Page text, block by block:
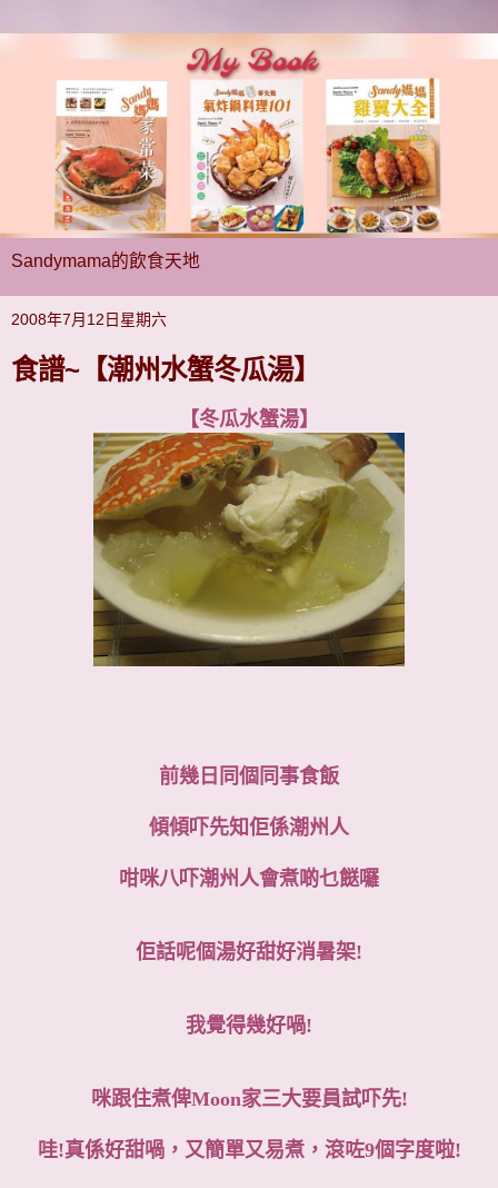
Sandymama的飲食天地
2008年7月12日星期六
食譜~【潮州水蟹冬瓜湯】
【冬瓜水蟹湯】
前幾日同個同事食飯
傾傾吓先知佢係潮州人
咁咪八吓潮州人會煮啲乜餸囉
佢話呢個湯好甜好消暑架!
我覺得幾好喎!
咪跟住煮俾Moon家三大要員試吓先!
哇!真係好甜喎，又簡單又易煮，滾咗9個字度啦!